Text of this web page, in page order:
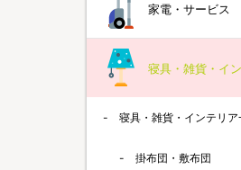
家電・サービス
寝具・雑貨・イ
寝具・雑貨・インテリア
掛布団・敷布団